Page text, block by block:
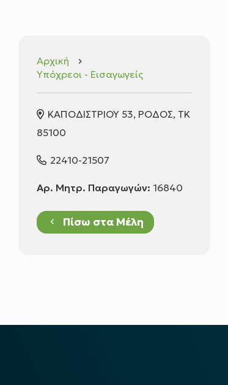
Αρχική keyboard_arrow_right
Υπόχρεοι - Εισαγωγείς
ΚΑΠΟΔΙΣΤΡΙΟΥ 53, ΡΟΔΟΣ, ΤΚ
85100
22410-21507
Αρ. Μητρ. Παραγωγών: 16840
keyboard_arrow_left Πίσω στα Μέλη